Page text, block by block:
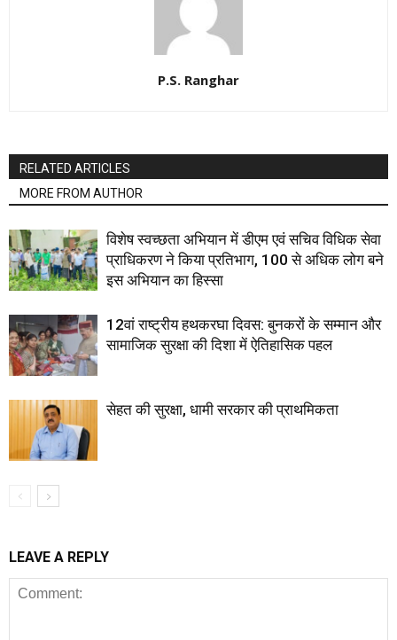
P.S. Ranghar
RELATED ARTICLES
MORE FROM AUTHOR
विशेष स्वच्छता अभियान में डीएम एवं सचिव विधिक सेवा
प्राधिकरण ने किया प्रतिभाग, 100 से अधिक लोग बने
इस अभियान का हिस्सा
12वां राष्ट्रीय हथकरघा दिवस: बुनकरों के सम्मान और
सामाजिक सुरक्षा की दिशा में ऐतिहासिक पहल
सेहत की सुरक्षा, धामी सरकार की प्राथमिकता
LEAVE A REPLY